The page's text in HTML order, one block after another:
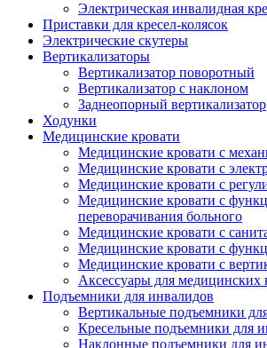
Электрическая инвалидная
Приставки для кресел-колясок
Электрические скутеры
Вертикализаторы
Вертикализатор поворотный
Вертикализатор с наклоном
Заднеопорный вертикализатор
Ходунки
Медицинские кровати
Медицинские кровати с
Медицинские кровати с
Медицинские кровати с
Медицинские кровати с
переворачивания больного
Медицинские кровати с
Медицинские кровати с
Медицинские кровати с
Аксессуары для медицинских
Подъемники для инвалидов
Вертикальные подъемники
Кресельные подъемники для
Наклонные подъемники для